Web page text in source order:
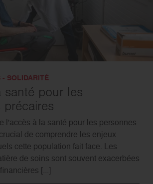
- SOLIDARITÉ
santé pour les
précaires
l'accès à la santé pour les personnes
de comprendre les enjeux
cette population fait face. Les
de soins sont souvent exacerbées
[...]